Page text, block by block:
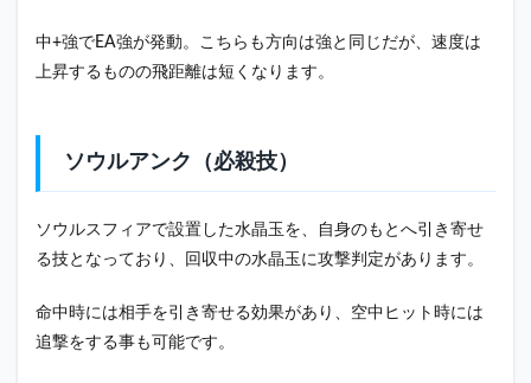
中+強でEA強が発動。こちらも方向は強と同じだが、速度は
上昇するものの飛距離は短くなります。
ソウルアンク（必殺技）
ソウルスフィアで設置した水晶玉を、自身のもとへ引き寄せ
る技となっており、回収中の水晶玉に攻撃判定があります。
命中時には相手を引き寄せる効果があり、空中ヒット時には
追撃をする事も可能です。